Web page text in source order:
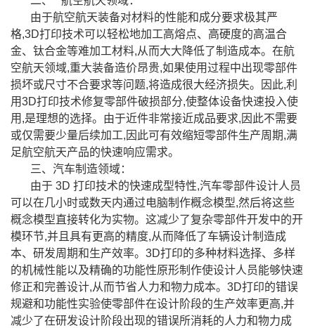
由于航空航天装备对材料的性能和成分要求极其严
格,3D打印技术可以轻松地加工高熔点、高硬度的高温合
金、钛合金等难加工材料,从而大大降低了制造成本。在航
空航天领域,重大装备造价昂贵,如果使用过程中出现零部件
损坏或尺寸不合要求等问题,将造成很大经济损失。因此,利
用3D打印技术修复零部件破损部分,使整体设备快速投入使
用,是理想的选择。由于近件非常接近成品要求,因此不需要
或仅需要少量后续加工,因此可有效缩短零部件生产周期,满
足航空航天产品的快速响应需求。
三、汽车制造领域：
由于 3D 打印技术的快速成型特性,汽车零部件设计人员
可以在几小时或数天内通过电脑制作概念模型,然后将这些
概念模型直接转化为实物。这减少了复杂零部件开发中的开
模环节,并且具有更高的精度,从而降低了车辆设计制造成
本、研发周期和生产效率。3D打印的多种材料选择、多样
的机械性能以及精确的功能性原形制作使设计人员能够快速
修正和完善设计,从而节省人力和物力成本。3D打印的错误
规避和功能性实验使零部件在设计阶段的生产效率更高,并
减少了在研发设计阶段出现的错误所消耗的人力和物力成